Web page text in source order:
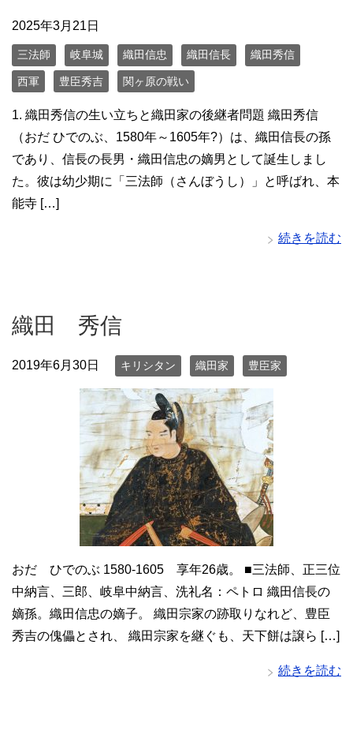
2025年3月21日
三法師 岐阜城 織田信忠 織田信長 織田秀信
西軍 豊臣秀吉 関ヶ原の戦い
1. 織田秀信の生い立ちと織田家の後継者問題 織田秀信
（おだ ひでのぶ、1580年～1605年?）は、織田信長の孫
であり、信長の長男・織田信忠の嫡男として誕生しまし
た。彼は幼少期に「三法師（さんぼうし）」と呼ばれ、本
能寺 […]
続きを読む
織田 秀信
2019年6月30日 キリシタン 織田家 豊臣家
おだ ひでのぶ 1580-1605 享年26歳。 ■三法師、正三位
中納言、三郎、岐阜中納言、洗礼名：ペトロ 織田信長の
嫡孫。織田信忠の嫡子。 織田宗家の跡取りなれど、豊臣
秀吉の傀儡とされ、 織田宗家を継ぐも、天下餅は譲ら […]
続きを読む